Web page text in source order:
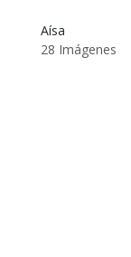
Aísa
28 Imágenes